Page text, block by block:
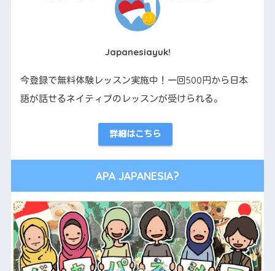
Japanesiayuk!
今登録で無料体験レッスン実施中！一回500円から日本
語が話せるネイティブのレッスンが受けられる。
詳細はこちら
APA JAPANESIA?